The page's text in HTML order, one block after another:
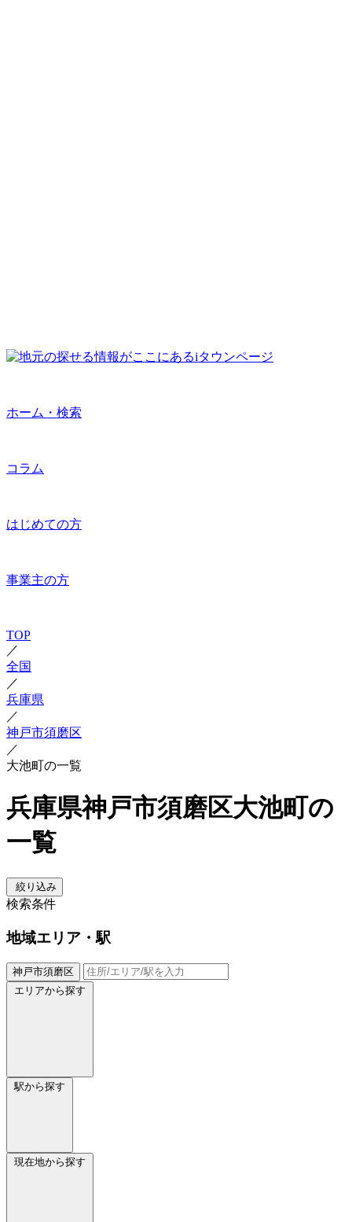
ホーム・検索
コラム
はじめての方
事業主の方
TOP
／
全国
／
兵庫県
／
神戸市須磨区
／
大池町の一覧
兵庫県神戸市須磨区大池町の
一覧
絞り込み
検索条件
地域エリア・駅
神戸市須磨区
エリアから探す
駅から探す
現在地から探す